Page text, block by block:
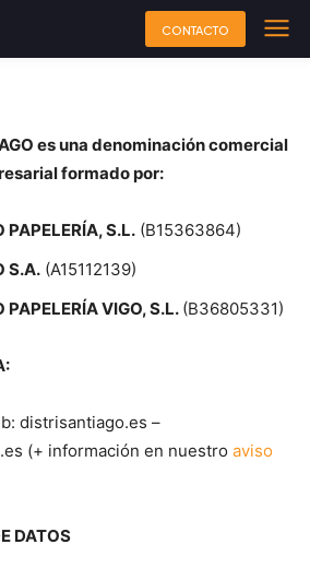
CONTACTO
es una denominación comercial
formado por:
PAPELERÍA, S.L. (B15363864)
S.A. (A15112139)
PAPELERÍA VIGO, S.L. (B36805331)
distrisantiago.es –
(+ información en nuestro aviso
DATOS